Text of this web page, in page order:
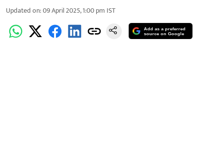
Updated on:09 April 2025, 1:00 pm IST
Add as a preferred
source on Google